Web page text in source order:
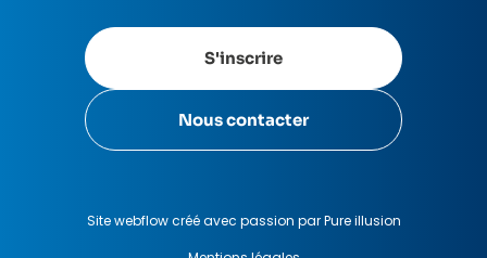
S'inscrire
Nous contacter
Site webflow créé avec passion par Pure illusion